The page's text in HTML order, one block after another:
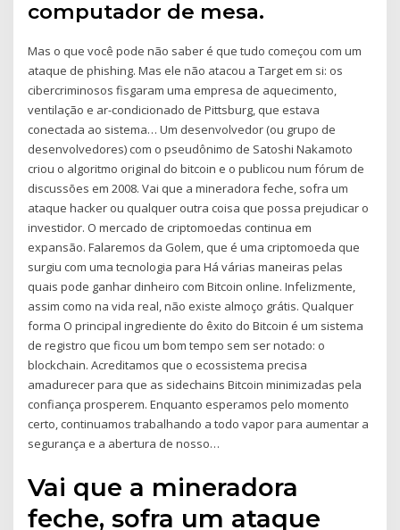
computador de mesa.
Mas o que você pode não saber é que tudo começou com um
ataque de phishing. Mas ele não atacou a Target em si: os
cibercriminosos fisgaram uma empresa de aquecimento,
ventilação e ar-condicionado de Pittsburg, que estava
conectada ao sistema… Um desenvolvedor (ou grupo de
desenvolvedores) com o pseudônimo de Satoshi Nakamoto
criou o algoritmo original do bitcoin e o publicou num fórum de
discussões em 2008. Vai que a mineradora feche, sofra um
ataque hacker ou qualquer outra coisa que possa prejudicar o
investidor. O mercado de criptomoedas continua em
expansão. Falaremos da Golem, que é uma criptomoeda que
surgiu com uma tecnologia para Há várias maneiras pelas
quais pode ganhar dinheiro com Bitcoin online. Infelizmente,
assim como na vida real, não existe almoço grátis. Qualquer
forma O principal ingrediente do êxito do Bitcoin é um sistema
de registro que ficou um bom tempo sem ser notado: o
blockchain. Acreditamos que o ecossistema precisa
amadurecer para que as sidechains Bitcoin minimizadas pela
confiança prosperem. Enquanto esperamos pelo momento
certo, continuamos trabalhando a todo vapor para aumentar a
segurança e a abertura de nosso…
Vai que a mineradora
feche, sofra um ataque